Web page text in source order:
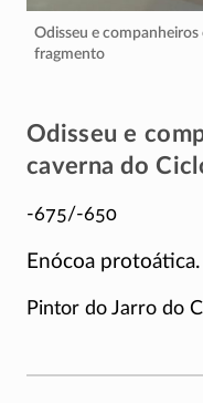
Odisseu e
fragmento
Odisseu e
caverna do
-675/-650
Enócoa
Pintor do Jarro do